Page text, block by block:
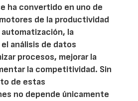
ha convertido en uno de
de la productividad
automatización, la
análisis de datos
procesos, mejorar la
la competitividad. Sin
de estas
no depende únicamente